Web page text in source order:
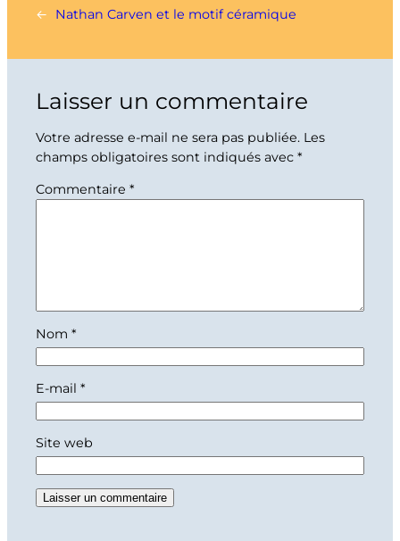
← Nathan Carven et le motif céramique
Laisser un commentaire
Votre adresse e-mail ne sera pas publiée. Les
champs obligatoires sont indiqués avec *
Commentaire *
Nom *
E-mail *
Site web